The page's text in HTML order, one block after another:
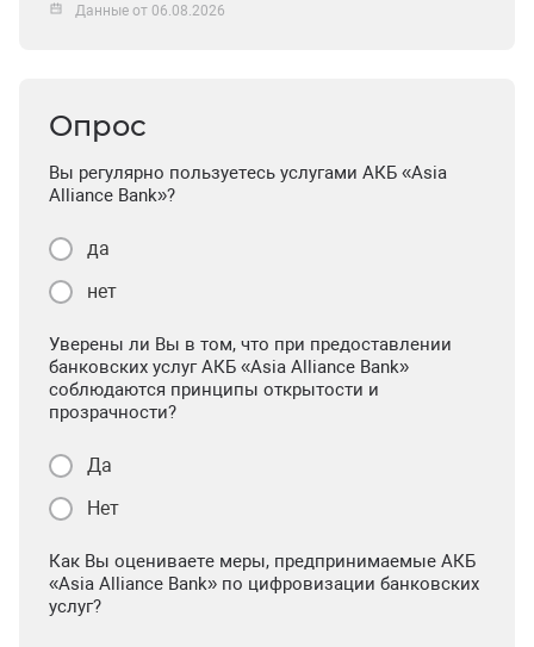
Данные от 06.08.2026
Опрос
Вы регулярно пользуетесь услугами АКБ «Asia
Alliance Bank»?
да
нет
Уверены ли Вы в том, что при предоставлении
банковских услуг АКБ «Asia Alliance Bank»
соблюдаются принципы открытости и
прозрачности?
Да
Нет
Как Вы оцениваете меры, предпринимаемые АКБ
«Asia Alliance Bank» по цифровизации банковских
услуг?